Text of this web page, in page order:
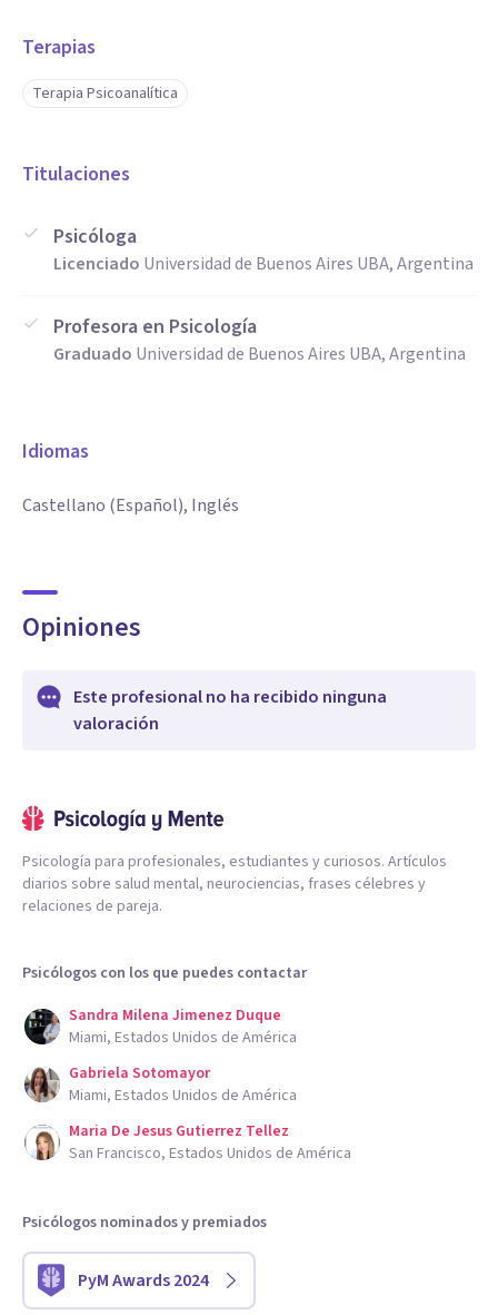
Terapias
Terapia Psicoanalítica
Titulaciones
Psicóloga
Licenciado Universidad de Buenos Aires UBA, Argentina
Profesora en Psicología
Graduado Universidad de Buenos Aires UBA, Argentina
Idiomas
Castellano (Español), Inglés
Opiniones
Este profesional no ha recibido ninguna
valoración
Psicología para profesionales, estudiantes y curiosos. Artículos
diarios sobre salud mental, neurociencias, frases célebres y
relaciones de pareja.
Psicólogos con los que puedes contactar
Sandra Milena Jimenez Duque
Miami, Estados Unidos de América
Gabriela Sotomayor
Miami, Estados Unidos de América
Maria De Jesus Gutierrez Tellez
San Francisco, Estados Unidos de América
Psicólogos nominados y premiados
PyM Awards 2024